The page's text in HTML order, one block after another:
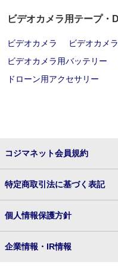
ビデオカメラ用テープ・
ビデオカメラ
ビデオカメ
ビデオカメラ用バッテリー
ドローン用アクセサリー
コジマネット会員規約
特定商取引法に基づく表記
個人情報保護方針
企業情報・IR情報